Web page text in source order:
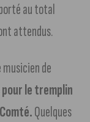
au total
attendus.
de
le tremplin
Quelques